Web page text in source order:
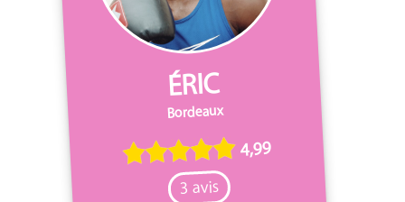
ÉRIC
Bordeaux
4,99
3 avis